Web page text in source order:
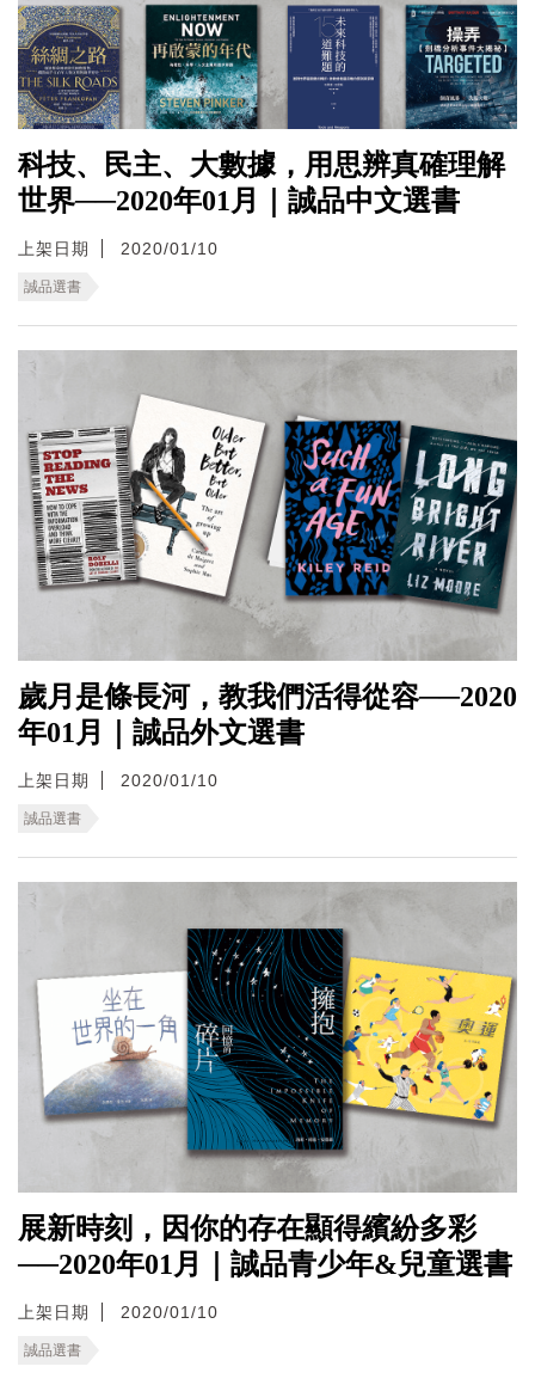
科技、民主、大數據，用思辨真確理解
世界──2020年01月｜誠品中文選書
上架日期 2020/01/10
誠品選書
歲月是條長河，教我們活得從容──2020
年01月｜誠品外文選書
上架日期 2020/01/10
誠品選書
展新時刻，因你的存在顯得繽紛多彩
──2020年01月｜誠品青少年&兒童選書
上架日期 2020/01/10
誠品選書